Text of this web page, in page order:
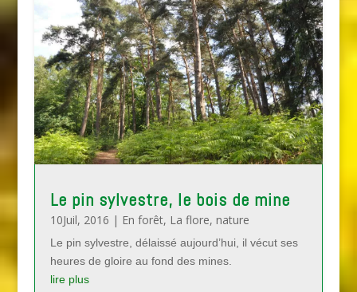
Le pin sylvestre, le bois de mine
10Juil, 2016 | En forêt, La flore, nature
Le pin sylvestre, délaissé aujourd’hui, il vécut ses
heures de gloire au fond des mines.
lire plus